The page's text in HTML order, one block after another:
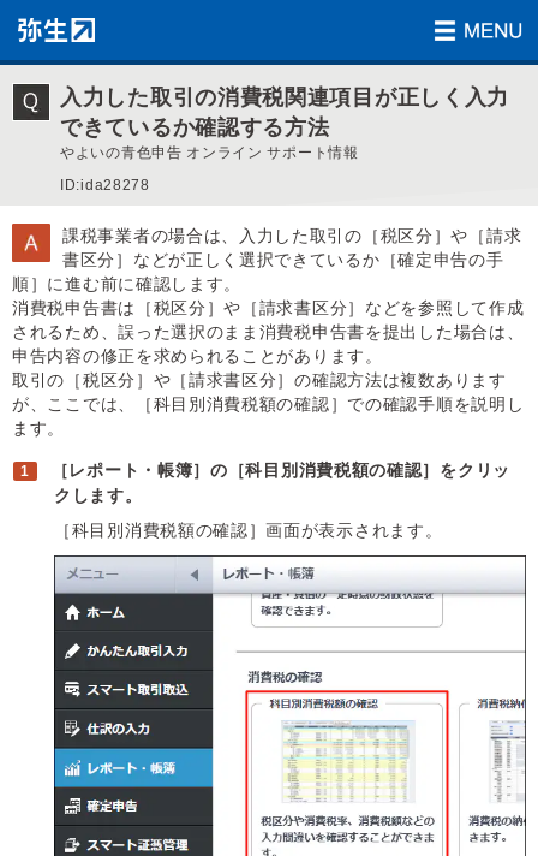
入力した取引の消費税関連項目が正しく入力
できているか確認する方法
やよいの青色申告 オンライン サポート情報
ID:ida28278
課税事業者の場合は、入力した取引の［税区分］や［請求
書区分］などが正しく選択できているか［確定申告の手
順］に進む前に確認します。
消費税申告書は［税区分］や［請求書区分］などを参照して作成
されるため、誤った選択のまま消費税申告書を提出した場合は、
申告内容の修正を求められることがあります。
取引の［税区分］や［請求書区分］の確認方法は複数あります
が、ここでは、［科目別消費税額の確認］での確認手順を説明し
ます。
［レポート・帳簿］の［科目別消費税額の確認］をクリッ
クします。
［科目別消費税額の確認］画面が表示されます。